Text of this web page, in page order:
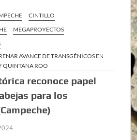
CINTILLO
MEGAPROYECTOS
AVANCE DE TRANSGÉNICOS EN
QUINTANA ROO
reconoce papel
para los